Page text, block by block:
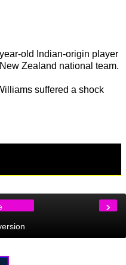
old Indian-origin player
Zealand national team.
suffered a shock
›